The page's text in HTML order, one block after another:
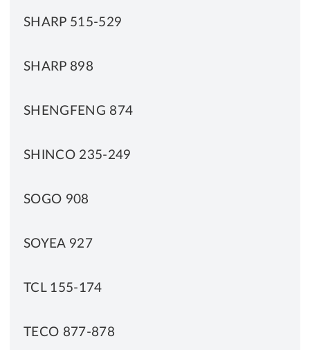
SHARP 515-529
SHARP 898
SHENGFENG 874
SHINCO 235-249
SOGO 908
SOYEA 927
TCL 155-174
TECO 877-878